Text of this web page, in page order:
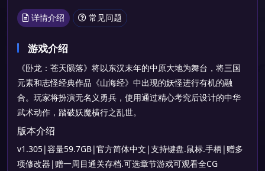
详情介绍 常见问题
游戏介绍
《卧龙：苍天陨落》将以东汉末年的中原大地为舞台，将三国
元素和志怪经典作品《山海经》中出现的妖怪进行有机的融
合。玩家将扮演无名义勇兵，使用通过精心考究后设计的中华
武术动作，踏破妖魔横行之乱世。
版本介绍
v1.305|容量59.7GB|官方简体中文|支持键盘.鼠标.手柄|赠多
项修改器|赠一周目通关存档.可选章节游戏可观看全CG